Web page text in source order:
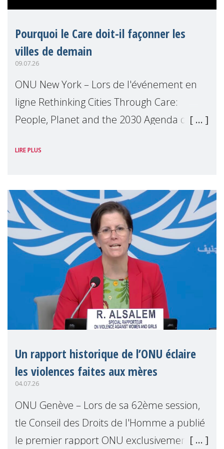
Pourquoi le Care doit-il façonner les
villes de demain
09.07.26
ONU New York – Lors de l'événement en
ligne Rethinking Cities Through Care:
People, Planet and the 2030 Agenda que
Politique de Haut Niveau (FPHN) des
LIRE PLUS
Un rapport historique de l’ONU éclaire
les violences faites aux mères
04.07.26
ONU Genève – Lors de sa 62ème session,
tle Conseil des Droits de l'Homme a publié
le premier rapport ONU exclusivement